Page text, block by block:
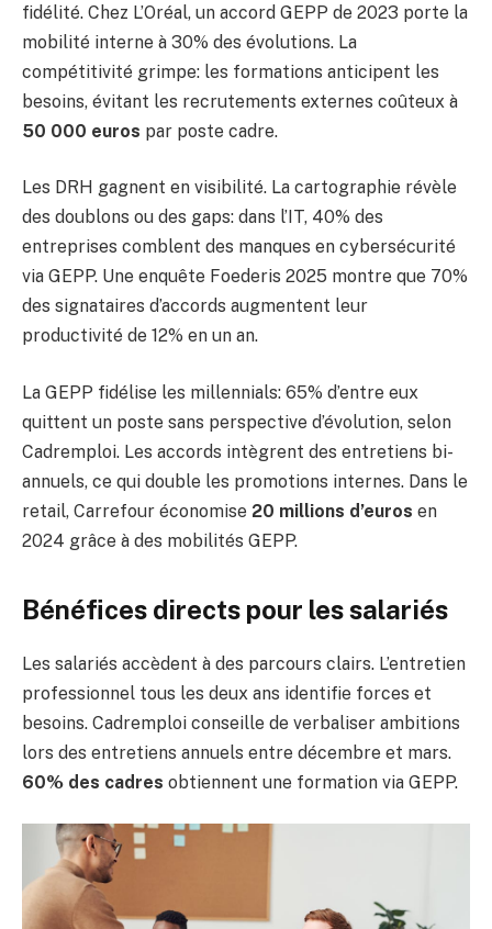
fidélité. Chez L’Oréal, un accord GEPP de 2023 porte la
mobilité interne à 30% des évolutions. La
compétitivité grimpe: les formations anticipent les
besoins, évitant les recrutements externes coûteux à
50 000 euros par poste cadre.
Les DRH gagnent en visibilité. La cartographie révèle
des doublons ou des gaps: dans l’IT, 40% des
entreprises comblent des manques en cybersécurité
via GEPP. Une enquête Foederis 2025 montre que 70%
des signataires d’accords augmentent leur
productivité de 12% en un an.
La GEPP fidélise les millennials: 65% d’entre eux
quittent un poste sans perspective d’évolution, selon
Cadremploi. Les accords intègrent des entretiens bi-
annuels, ce qui double les promotions internes. Dans le
retail, Carrefour économise 20 millions d’euros en
2024 grâce à des mobilités GEPP.
Bénéfices directs pour les salariés
Les salariés accèdent à des parcours clairs. L’entretien
professionnel tous les deux ans identifie forces et
besoins. Cadremploi conseille de verbaliser ambitions
lors des entretiens annuels entre décembre et mars.
60% des cadres obtiennent une formation via GEPP.